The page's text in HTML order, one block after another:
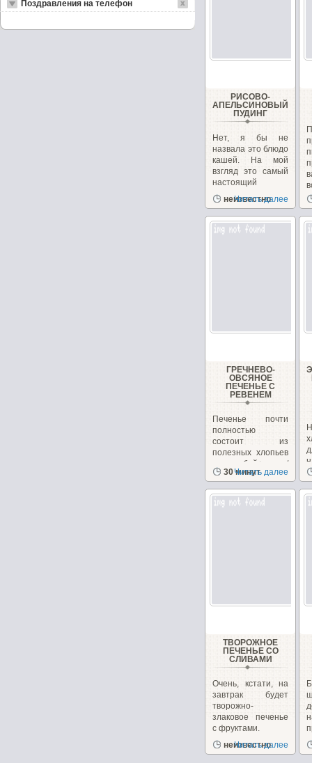
РИСОВО-
АПЕЛЬСИНОВЫЙ
ПУДИНГ
Нет, я бы не
назвала это блюдо
кашей. На мой
взгляд это самый
настоящий
пудинг....
неизвестно
Читать далее
ГРЕЧНЕВО-
ОВСЯНОЕ
ПЕЧЕНЬЕ С
РЕВЕНЕМ
Печенье почти
полностью
состоит из
полезных хлопьев
и отрубей+орехи/
семечки,...
30 минут
Читать далее
ТВОРОЖНОЕ
ПЕЧЕНЬЕ СО
СЛИВАМИ
Очень, кстати, на
завтрак будет
творожно-
злаковое печенье
с фруктами.
неизвестно
Читать далее
Поздравления на телефон